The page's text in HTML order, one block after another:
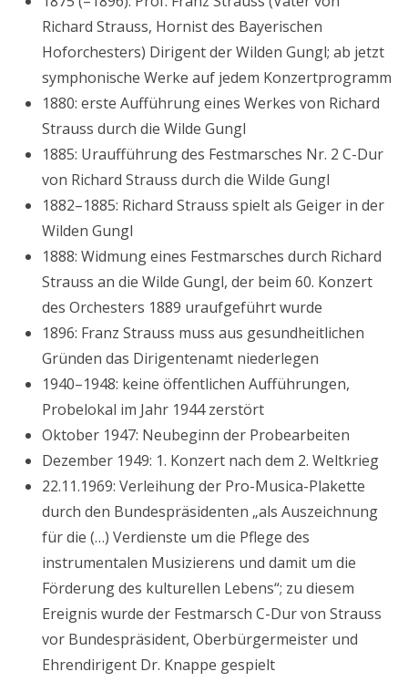
Richard Strauss, Hornist des Bayerischen
Hoforchesters) Dirigent der Wilden Gungl; ab jetzt
symphonische Werke auf jedem Konzertprogramm
1880: erste Aufführung eines Werkes von Richard
Strauss durch die Wilde Gungl
1885: Uraufführung des Festmarsches Nr. 2 C-Dur
von Richard Strauss durch die Wilde Gungl
1882–1885: Richard Strauss spielt als Geiger in der
Wilden Gungl
1888: Widmung eines Festmarsches durch Richard
Strauss an die Wilde Gungl, der beim 60. Konzert
des Orchesters 1889 uraufgeführt wurde
1896: Franz Strauss muss aus gesundheitlichen
Gründen das Dirigentenamt niederlegen
1940–1948: keine öffentlichen Aufführungen,
Probelokal im Jahr 1944 zerstört
Oktober 1947: Neubeginn der Probearbeiten
Dezember 1949: 1. Konzert nach dem 2. Weltkrieg
22.11.1969: Verleihung der Pro-Musica-Plakette
durch den Bundespräsidenten „als Auszeichnung
für die (…) Verdienste um die Pflege des
instrumentalen Musizierens und damit um die
Förderung des kulturellen Lebens“; zu diesem
Ereignis wurde der Festmarsch C-Dur von Strauss
vor Bundespräsident, Oberbürgermeister und
Ehrendirigent Dr. Knappe gespielt